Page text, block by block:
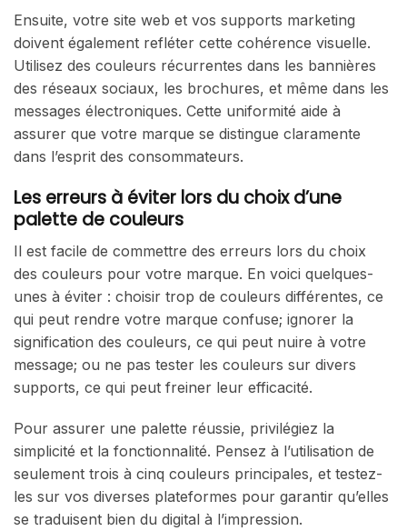
Ensuite, votre site web et vos supports marketing
doivent également refléter cette cohérence visuelle.
Utilisez des couleurs récurrentes dans les bannières
des réseaux sociaux, les brochures, et même dans les
messages électroniques. Cette uniformité aide à
assurer que votre marque se distingue claramente
dans l’esprit des consommateurs.
Les erreurs à éviter lors du choix d’une
palette de couleurs
Il est facile de commettre des erreurs lors du choix
des couleurs pour votre marque. En voici quelques-
unes à éviter : choisir trop de couleurs différentes, ce
qui peut rendre votre marque confuse; ignorer la
signification des couleurs, ce qui peut nuire à votre
message; ou ne pas tester les couleurs sur divers
supports, ce qui peut freiner leur efficacité.
Pour assurer une palette réussie, privilégiez la
simplicité et la fonctionnalité. Pensez à l’utilisation de
seulement trois à cinq couleurs principales, et testez-
les sur vos diverses plateformes pour garantir qu’elles
se traduisent bien du digital à l’impression.